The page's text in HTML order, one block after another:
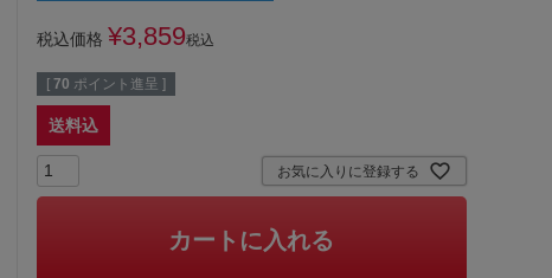
税込価格 ¥3,859税込
[ 70 ポイント進呈 ]
送料込
お気に入りに登録する
カートに入れる